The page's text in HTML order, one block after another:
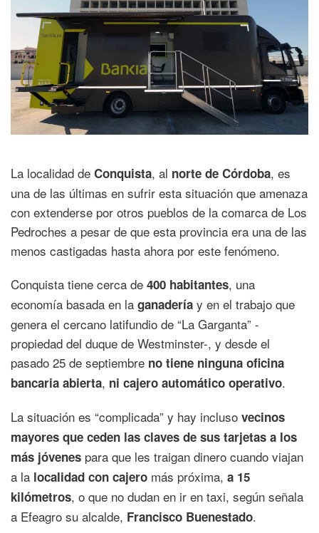
La localidad de Conquista, al norte de Córdoba, es
una de las últimas en sufrir esta situación que amenaza
con extenderse por otros pueblos de la comarca de Los
Pedroches a pesar de que esta provincia era una de las
menos castigadas hasta ahora por este fenómeno.
Conquista tiene cerca de 400 habitantes, una
economía basada en la ganadería y en el trabajo que
genera el cercano latifundio de “La Garganta” -
propiedad del duque de Westminster-, y desde el
pasado 25 de septiembre no tiene ninguna oficina
bancaria abierta, ni cajero automático operativo.
La situación es “complicada” y hay incluso vecinos
mayores que ceden las claves de sus tarjetas a los
más jóvenes para que les traigan dinero cuando viajan
a la localidad con cajero más próxima, a 15
kilómetros, o que no dudan en ir en taxi, según señala
a Efeagro su alcalde, Francisco Buenestado.